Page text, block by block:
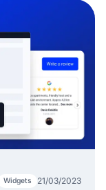
Widgets 21/03/2023